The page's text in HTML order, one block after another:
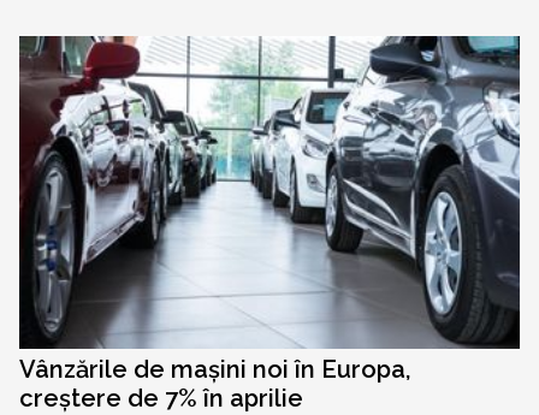
Vânzările de mașini noi în Europa,
creștere de 7% în aprilie